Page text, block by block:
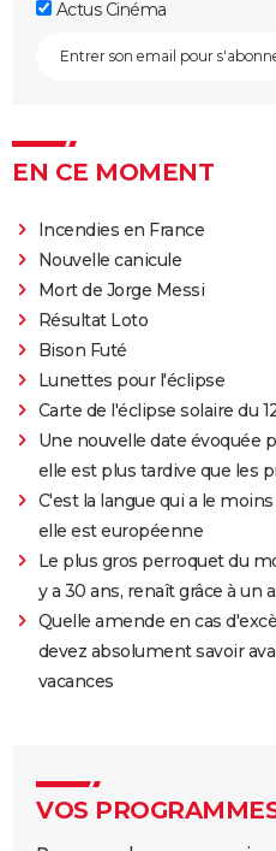
Actus Cinéma
EN CE MOMENT
Incendies en France
Nouvelle canicule
Mort de Jorge Messi
Résultat Loto
Bison Futé
Lunettes pour l'éclipse
Carte de l'éclipse solaire du
Une nouvelle date évoquée
elle est plus tardive que les
C'est la langue qui a le
elle est européenne
Le plus gros perroquet du
y a 30 ans, renaît grâce à un
Quelle amende en cas
devez absolument savoir
vacances
VOS